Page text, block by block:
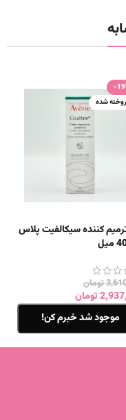
-
فروخته شده
کننده سیکالفیت پلاس
تومان
تومان
موجود شد خبرم کن!